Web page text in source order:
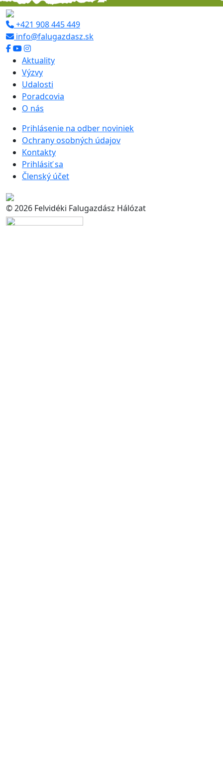
+421 908 445 449
info@falugazdasz.sk
Aktuality
Výzvy
Udalosti
Poradcovia
O nás
Prihlásenie na odber noviniek
Ochrany osobných údajov
Kontakty
Prihlásiť sa
Členský účet
© 2026 Felvidéki Falugazdász Hálózat